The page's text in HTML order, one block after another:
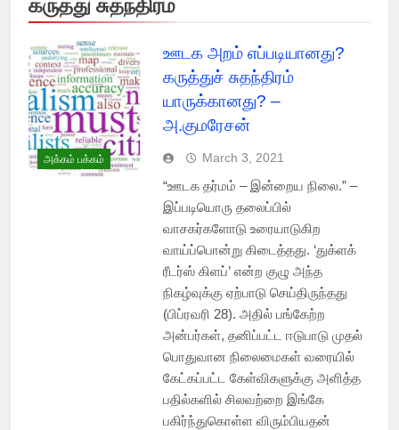
கருத்து சுதந்திரம்
அக்கம் பக்கம்
ஊடக அறம் எப்படியானது?
கருத்துச் சுதந்திரம்
யாருக்கானது? –
அ.குமரேசன்
March 3, 2021
“ஊடக தர்மம் – இன்றைய நிலை.” –
இப்படியொரு தலைப்பில்
வாசகர்களோடு உரையாடுகிற
வாய்ப்பொன்று கிடைத்தது. ‘துக்ளக்
ரீடர்ஸ் கிளப்’ என்ற குழு அந்த
நிகழ்வுக்கு ஏற்பாடு செய்திருந்தது
(பிப்ரவரி 28). அதில் பங்கேற்ற
அன்பர்கள், தனிப்பட்ட ஈடுபாடு முதல்
பொதுவான நிலைமைகள் வரையில்
கேட்கப்பட்ட கேள்விகளுக்கு அளித்த
பதில்களில் சிலவற்றை இங்கே
பகிர்ந்துகொள்ள விரும்பியதன்